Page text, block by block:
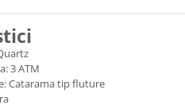
3 ATM
Catarama tip fluture